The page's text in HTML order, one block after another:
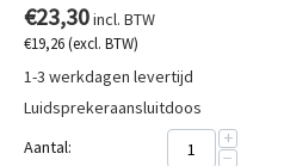
€23,30incl. BTW
€19,26(excl. BTW)
1-3 werkdagen levertijd
Luidsprekeraansluitdoos
Aantal:
+
−